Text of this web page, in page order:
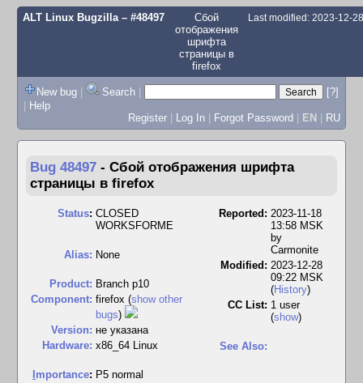
ALT Linux Bugzilla– #48497
Сбой
отображения
шрифта
страницы в
firefox
Last modified: 2023-12-
New bug | Search |
[?]
| Help
Register | Log In | Forgot Password | EN | RU
Bug 48497 - Сбой отображения шрифта
страницы в firefox
Status: CLOSED
WORKSFORME
Alias: None
Product: Branch p10
Component: firefox (show other
bugs)
Version: не указана
Hardware: x86_64 Linux
mportance: P5 normal
Reported: 2023-11-18
13:58 MSK
by
Carmonite
Modified: 2023-12-28
09:22 MSK
(History)
CC List: 1 user
(show)
See Also: